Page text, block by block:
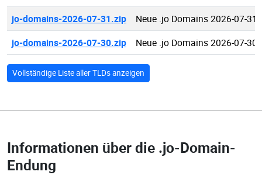
jo-domains-2026-07-31.zip
Neue .jo Domains 2026-07-31
jo-domains-2026-07-30.zip
Neue .jo Domains 2026-07-30
Vollständige Liste aller TLDs anzeigen
Informationen über die .jo-Domain-
Endung